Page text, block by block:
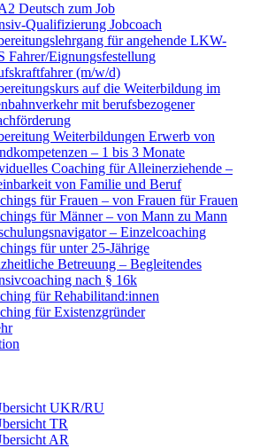
Deutsch zum Job
Qualifizierung Jobcoach
für angehende LKW-
Fahrer/Eignungsfestellung
(m/w/d)
auf die Weiterbildung im
mit berufsbezogener
Weiterbildungen Erwerb von
– 1 bis 3 Monate
Coaching für Alleinerziehende –
von Familie und Beruf
für Frauen – von Frauen für Frauen
für Männer – von Mann zu Mann
– Einzelcoaching
für unter 25-Jährige
Betreuung – Begleitendes
nach § 16k
für Rehabilitand:innen
für Existenzgründer
UKR/RU
TR
AR